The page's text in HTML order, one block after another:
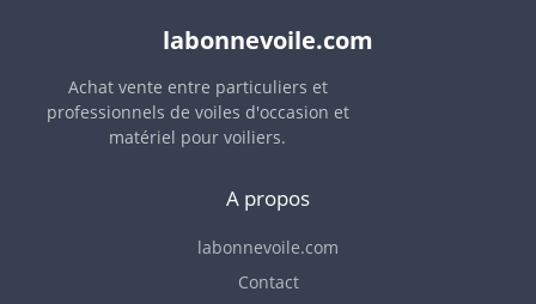
labonnevoile.com
Achat vente entre particuliers et
professionnels de voiles d'occasion et
matériel pour voiliers.
A propos
labonnevoile.com
Contact